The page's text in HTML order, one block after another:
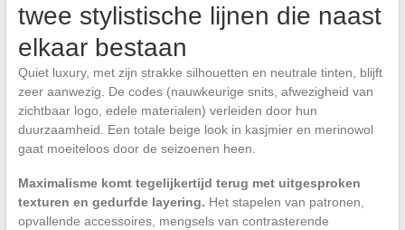
twee stylistische lijnen die naast
elkaar bestaan
Quiet luxury, met zijn strakke silhouetten en neutrale tinten, blijft
zeer aanwezig. De codes (nauwkeurige snits, afwezigheid van
zichtbaar logo, edele materialen) verleiden door hun
duurzaamheid. Een totale beige look in kasjmier en merinowol
gaat moeiteloos door de seizoenen heen.
Maximalisme komt tegelijkertijd terug met uitgesproken
texturen en gedurfde layering. Het stapelen van patronen,
opvallende accessoires, mengsels van contrasterende